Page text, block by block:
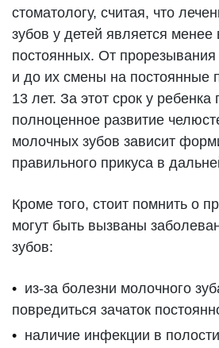
стоматологу, считая, что
зубов у детей является
постоянных. От
и до их смены на постоянные
13 лет. За этот срок у ребенка
полноценное развитие
молочных зубов зависит
правильного прикуса в
Кроме того, стоит помнить о
могут быть вызваны
зубов:
из-за болезни молочного
повредиться зачаток
наличие инфекции в